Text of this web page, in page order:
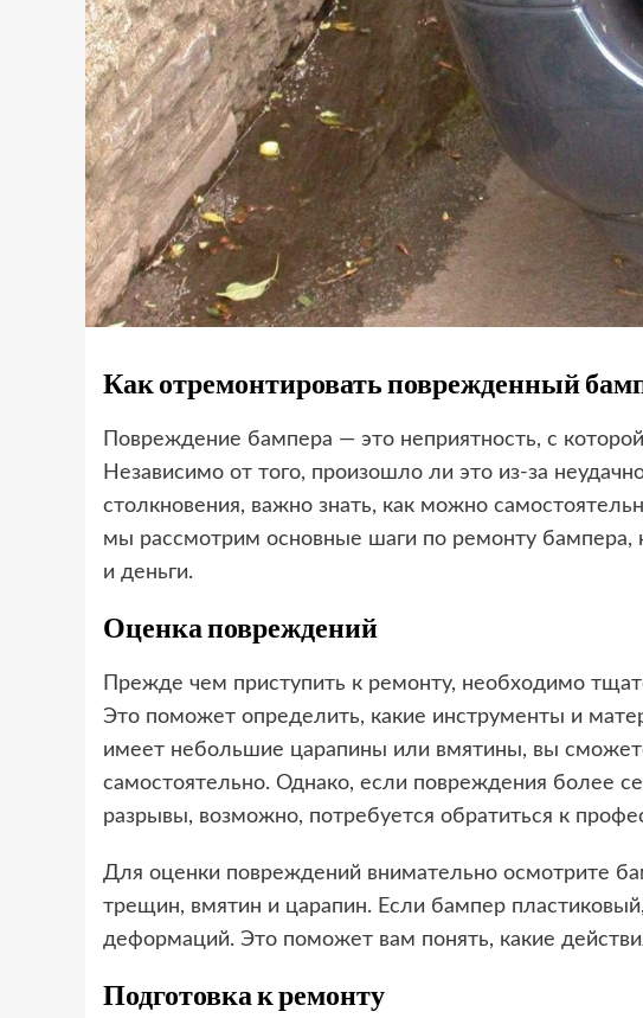
Как отремонтировать поврежденный
Повреждение бампера — это неприятность, с
Независимо от того, произошло ли это из-за
столкновения, важно знать, как можно
мы рассмотрим основные шаги по ремонту бампера,
и деньги.
Оценка повреждений
Прежде чем приступить к ремонту, необходимо
Это поможет определить, какие инструменты и
имеет небольшие царапины или вмятины, вы
самостоятельно. Однако, если повреждения более
разрывы, возможно, потребуется обратиться к
Для оценки повреждений внимательно осмотрите
трещин, вмятин и царапин. Если бампер
деформаций. Это поможет вам понять, какие
Подготовка к ремонту